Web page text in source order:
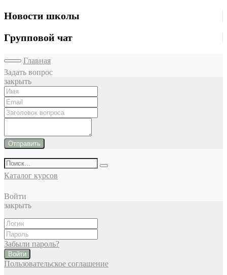
Новости школы
Групповой чат
Главная
Задать вопрос
закрыть
Отправить
Каталог курсов
Войти
закрыть
Забыли пароль?
Войти
Пользовательское соглашение